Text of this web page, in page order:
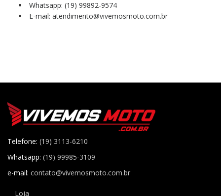
Whatsapp: (19) 99892-9574
E-mail: atendimento@vivemosmoto.com.br
Telefone: (19) 3113-6210
Whatsapp: (19) 99985-3109
e-mail: contato@vivemosmoto.com.br
Loja